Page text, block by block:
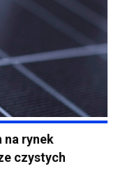
na rynek
czystych